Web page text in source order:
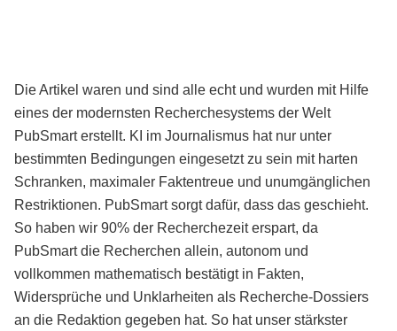
Die Artikel waren und sind alle echt und wurden mit Hilfe
eines der modernsten Recherchesystems der Welt
PubSmart erstellt. KI im Journalismus hat nur unter
bestimmten Bedingungen eingesetzt zu sein mit harten
Schranken, maximaler Faktentreue und unumgänglichen
Restriktionen. PubSmart sorgt dafür, dass das geschieht.
So haben wir 90% der Recherchezeit erspart, da
PubSmart die Recherchen allein, autonom und
vollkommen mathematisch bestätigt in Fakten,
Widersprüche und Unklarheiten als Recherche-Dossiers
an die Redaktion gegeben hat. So hat unser stärkster